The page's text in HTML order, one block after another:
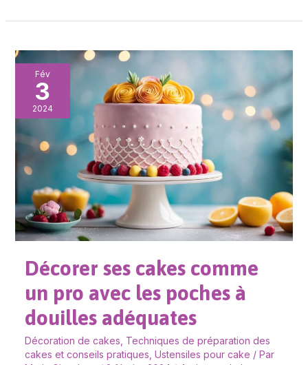
Fév
3
2024
Décorer ses cakes comme
un pro avec les poches à
douilles adéquates
Décoration de cakes Techniques de préparation des
cakes et conseils pratiques Ustensiles pour cake / Par
Décorer
ses
cakes
un
avec
les
poches
à
adéquates